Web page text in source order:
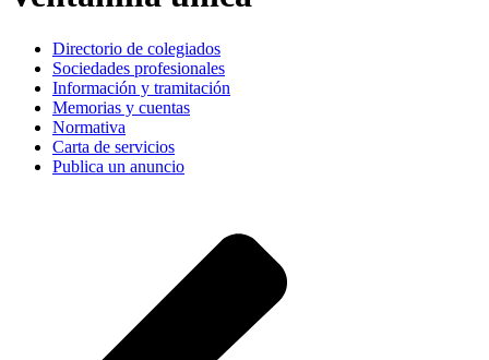
Directorio de colegiados
Sociedades profesionales
Información y tramitación
Memorias y cuentas
Normativa
Carta de servicios
Publica un anuncio